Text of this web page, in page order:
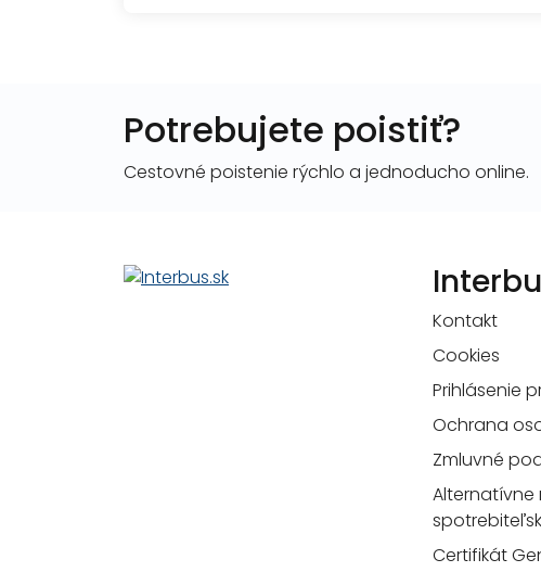
Potrebujete poistiť?
Cestovné poistenie rýchlo a jednoducho online.
Kontakt
Cookies
Prihlásenie
Ochrana
Zmluvné
Alternatívne
Certifikát